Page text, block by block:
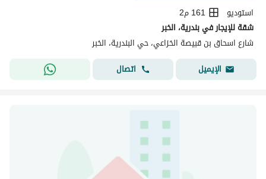
استوديو
161 م2
شقة للإيجار في بندرية، الخبر
شارع اسحاق بن قبيصة الخزاعي، حي البندرية، الخبر
الإيميل
اتصال